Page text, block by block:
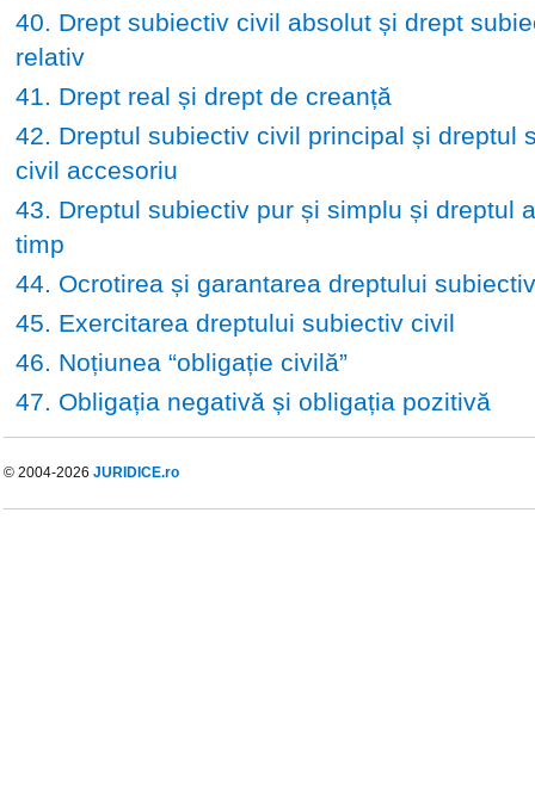
40. Drept subiectiv civil absolut și drept
relativ
41. Drept real și drept de creanță
42. Dreptul subiectiv civil principal și dreptul
civil accesoriu
43. Dreptul subiectiv pur și simplu și dreptul
timp
44. Ocrotirea și garantarea dreptului
45. Exercitarea dreptului subiectiv civil
46. Noțiunea “obligație civilă”
47. Obligația negativă și obligația pozitivă
© 2004-2026 JURIDICE.ro